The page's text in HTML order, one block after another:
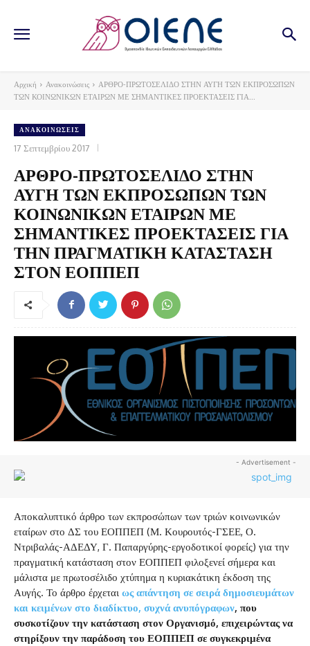
Αρχική Ανακοινώσεις
ΑΡΘΡΟ-ΠΡΩΤΟΣΕΛΙΔΟ ΣΤΗΝ ΑΥΓΗ ΤΩΝ ΕΚΠΡΟΣΩΠΩΝ
ΤΩΝ ΚΟΙΝΩΝΙΚΩΝ ΕΤΑΙΡΩΝ ΜΕ ΣΗΜΑΝΤΙΚΕΣ ΠΡΟΕΚΤΑΣΕΙΣ ΓΙΑ...
ΑΝΑΚΟΙΝΏΣΕΙΣ
17 Σεπτεμβρίου 2017
ΑΡΘΡΟ-ΠΡΩΤΟΣΕΛΙΔΟ ΣΤΗΝ
ΑΥΓΗ ΤΩΝ ΕΚΠΡΟΣΩΠΩΝ ΤΩΝ
ΚΟΙΝΩΝΙΚΩΝ ΕΤΑΙΡΩΝ ΜΕ
ΣΗΜΑΝΤΙΚΕΣ ΠΡΟΕΚΤΑΣΕΙΣ ΓΙΑ
ΤΗΝ ΠΡΑΓΜΑΤΙΚΗ ΚΑΤΑΣΤΑΣΗ
ΣΤΟΝ ΕΟΠΠΕΠ
- Advertisement -
Αποκαλυπτικό άρθρο των εκπροσώπων των τριών κοινωνικών
εταίρων στο ΔΣ του ΕΟΠΠΕΠ (Μ. Κουρουτός-ΓΣΕΕ, Ο.
Ντριβαλάς-ΑΔΕΔΥ, Γ. Παπαργύρης-εργοδοτικοί φορείς) για την
πραγματική κατάσταση στον ΕΟΠΠΕΠ φιλοξενεί σήμερα και
μάλιστα με πρωτοσέλιδο χτύπημα η κυριακάτικη έκδοση της
Αυγής. Το άρθρο έρχεται ως απάντηση σε σειρά δημοσιευμάτων
και κειμένων στο διαδίκτυο, συχνά ανυπόγραφων, που
συσκοτίζουν την κατάσταση στον Οργανισμό, επιχειρώντας να
στηρίξουν την παράδοση του ΕΟΠΠΕΠ σε συγκεκριμένα